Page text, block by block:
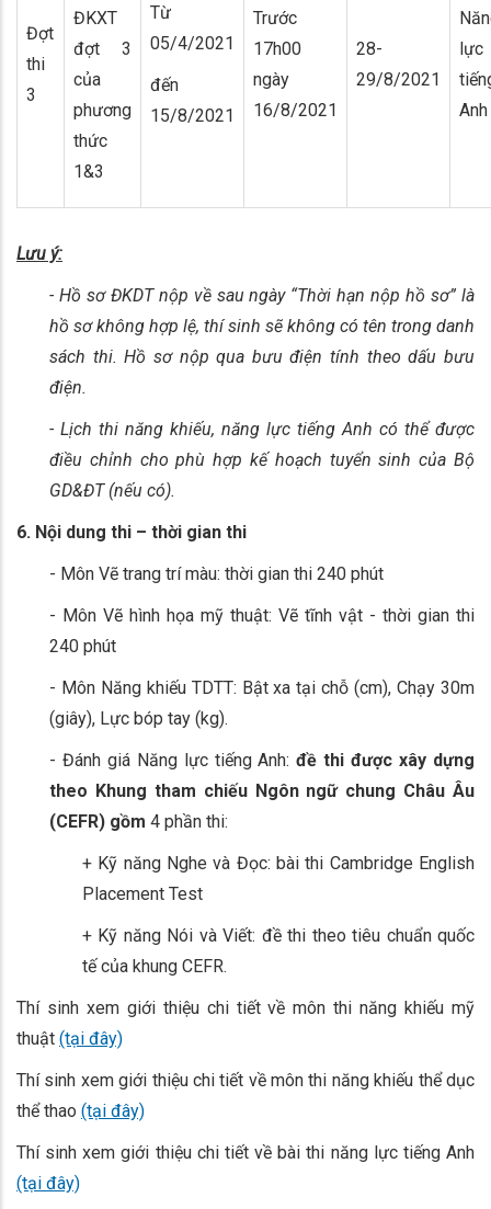
Đợt
thi
3
ĐKXT
đợt 3
của
phương
thức
1&3
Từ
05/4/2021
đến
15/8/2021
Trước
17h00
ngày
16/8/2021
28-
29/8/2021
lực
Anh
Lưu ý:
- Hồ sơ ĐKDT nộp về sau ngày “Thời hạn nộp hồ sơ” là
hồ sơ không hợp lệ, thí sinh sẽ không có tên trong danh
sách thi. Hồ sơ nộp qua bưu điện tính theo dấu bưu
điện.
- Lịch thi năng khiếu, năng lực tiếng Anh có thể được
điều chỉnh cho phù hợp kế hoạch tuyển sinh của Bộ
GD&ĐT (nếu có).
6. Nội dung thi – thời gian thi
- Môn Vẽ trang trí màu: thời gian thi 240 phút
- Môn Vẽ hình họa mỹ thuật: Vẽ tĩnh vật - thời gian thi
240 phút
- Môn Năng khiếu TDTT: Bật xa tại chỗ (cm), Chạy 30m
(giây), Lực bóp tay (kg).
- Đánh giá Năng lực tiếng Anh: đề thi được xây dựng
theo Khung tham chiếu Ngôn ngữ chung Châu Âu
(CEFR) gồm 4 phần thi:
+ Kỹ năng Nghe và Đọc: bài thi Cambridge English
Placement Test
+ Kỹ năng Nói và Viết: đề thi theo tiêu chuẩn quốc
tế của khung CEFR.
Thí sinh xem giới thiệu chi tiết về môn thi năng khiếu mỹ
thuật (tại đây)
Thí sinh xem giới thiệu chi tiết về môn thi năng khiếu thể dục
thể thao (tại đây)
Thí sinh xem giới thiệu chi tiết về bài thi năng lực tiếng Anh
(tại đây)